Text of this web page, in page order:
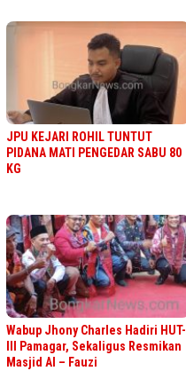
JPU KEJARI ROHIL TUNTUT
PIDANA MATI PENGEDAR SABU 80
KG
Wabup Jhony Charles Hadiri HUT-
III Pamagar, Sekaligus Resmikan
Masjid Al – Fauzi